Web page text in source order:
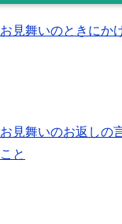
お見舞いのときにか
お見舞いのお返しの
こと